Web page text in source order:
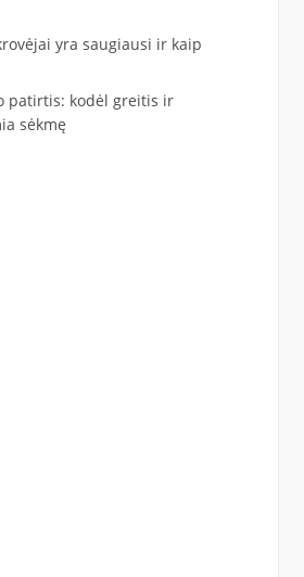
yra saugiausi ir kaip
patirtis: kodėl greitis ir
sėkmę